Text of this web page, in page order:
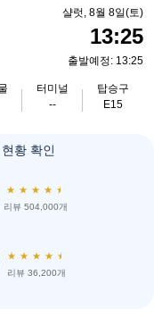
샬럿, 8월 8일(토)
13:25
출발예정: 13:25
터미널
--
탑승구
E15
황 확인
★ ★ ★ ★ ★
리뷰 504,000개
★ ★ ★ ★ ★
리뷰 36,200개